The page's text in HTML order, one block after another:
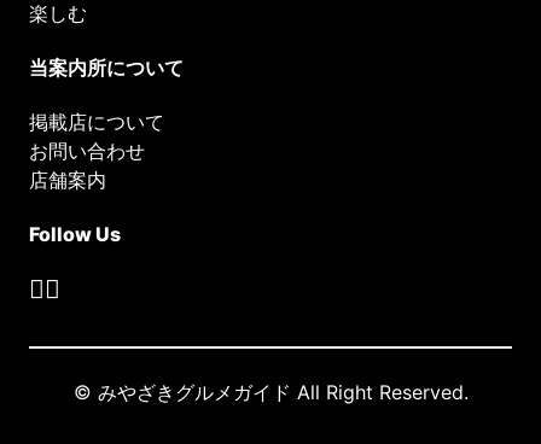
楽しむ
当案内所について
掲載店について
お問い合わせ
店舗案内
Follow Us
© みやざきグルメガイド All Right Reserved.